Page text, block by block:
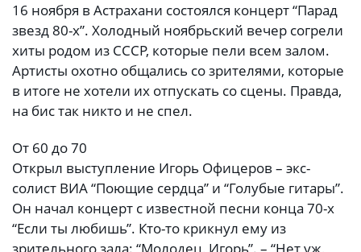
16 ноября в Астрахани состоялся концерт “Парад
звезд 80-х”. Холодный ноябрьский вечер согрели
хиты родом из СССР, которые пели всем залом.
Артисты охотно общались со зрителями, которые
в итоге не хотели их отпускать со сцены. Правда,
на бис так никто и не спел.
От 60 до 70
Открыл выступление Игорь Офицеров – экс-
солист ВИА “Поющие сердца” и “Голубые гитары”.
Он начал концерт с известной песни конца 70-х
“Если ты любишь”. Кто-то крикнул ему из
зрительного зала: “Молодец, Игорь”. – “Нет уж,